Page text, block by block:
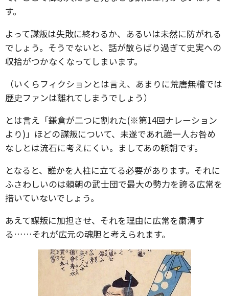
す。
よって謀叛は失敗に終わるか、あるいは未然に防がれる
でしょう。そうでないと、話が散らばり過ぎて史実への
収拾がつかなくなってしまいます。
（いくらフィクションとは言え、あまりに荒唐無稽では
歴史ファンは離れてしまうでしょう）
とは言え「鎌倉が二つに割れた(※第14回ナレーション
より)」ほどの謀叛について、未遂であれ誰一人お咎め
なしとは流石に考えにくい。ましてあの頼朝です。
となると、誰かを人柱に立てる必要があります。それに
ふさわしいのは頼朝の武士団で最大の勢力を誇る広常を
措いていないでしょう。
あえて謀叛に加担させ、それを理由に広常を粛清す
る……それが広元の魂胆と考えられます。